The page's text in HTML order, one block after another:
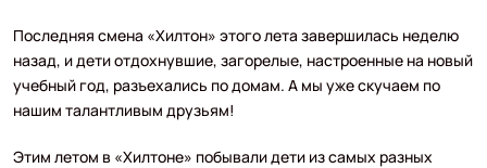
Последняя смена «Хилтон» этого лета завершилась неделю
назад, и дети отдохнувшие, загорелые, настроенные на новый
учебный год, разъехались по домам. А мы уже скучаем по
нашим талантливым друзьям!
Этим летом в «Хилтоне» побывали дети из самых разных